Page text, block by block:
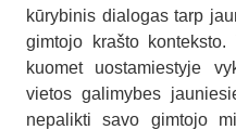
kūrybinis dialogas tarp
gimtojo krašto
kuomet uostamiestyje
vietos galimybes
nepalikti savo gimtojo